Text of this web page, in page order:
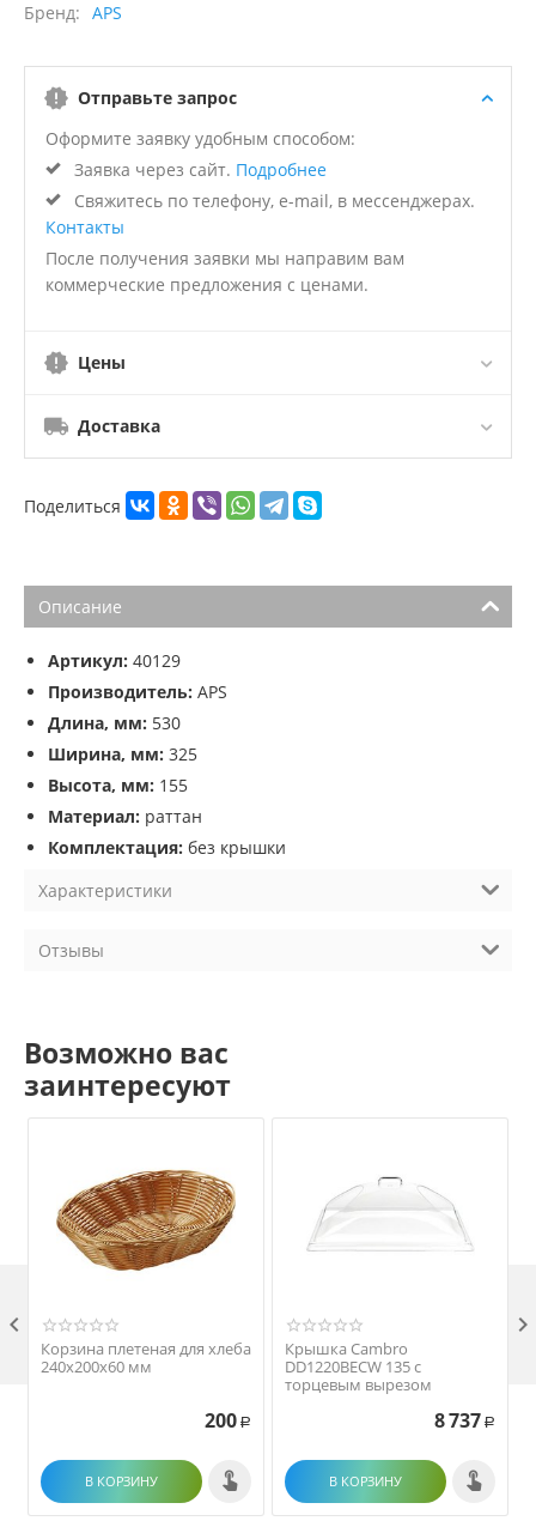
Бренд
APS
Отправьте запрос
Оформите заявку удобным способом:
Заявка через сайт. Подробнее
Свяжитесь по телефону, e-mail, в мессенджерах.
Контакты
После получения заявки мы направим вам
коммерческие предложения с ценами.
Цены
Доставка
Поделиться
Описание
Артикул: 40129
Производитель: APS
Длина, мм: 530
Ширина, мм: 325
Высота, мм: 155
Материал: раттан
Комплектация: без крышки
Характеристики
Отзывы
Возможно вас
заинтересуют
Корзина плетеная для хлеба
240х200х60 мм
200 Р
В КОРЗИНУ
Крышка Cambro
DD1220BECW 135 с
торцевым вырезом
8 737 Р
В КОРЗИНУ
 